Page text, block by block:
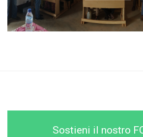
Sostieni il nostro